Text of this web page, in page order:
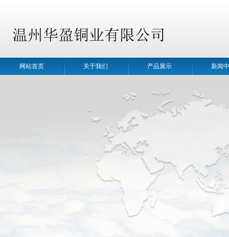
网站首页 关于我们 产品展示 新闻